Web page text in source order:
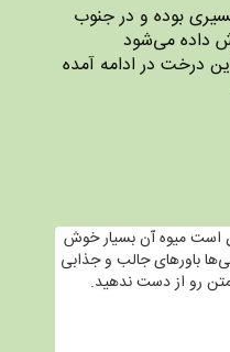
بوده و در جنوب
داده می‌شود
درخت در ادامه آمده
میوه آن بسیار خوش
باورهای جالب و جذابی
متن رو از دست ندهید.